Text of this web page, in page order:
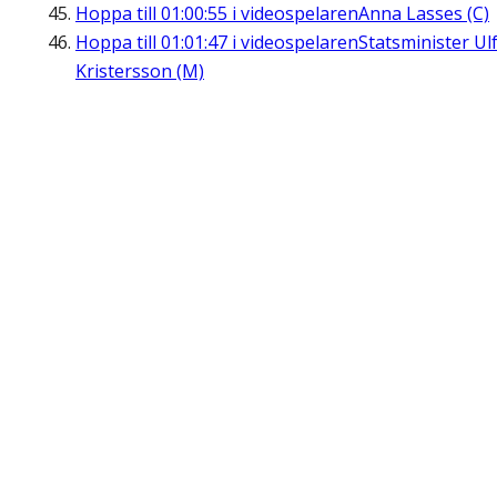
Hoppa till 01:00:55 i videospelarenAnna Lasses (C)
Hoppa till 01:01:47 i videospelarenStatsminister Ulf
Kristersson (M)